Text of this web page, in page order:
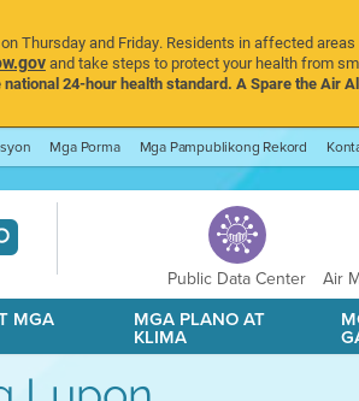
Thursday and Friday. Residents in affected
and take steps to protect your health from
24-hour health standard. A Spare the Air
Mga Porma Mga Pampublikong Rekord
Public Data Center Air
MGA MGA PLANO AT
KLIMA